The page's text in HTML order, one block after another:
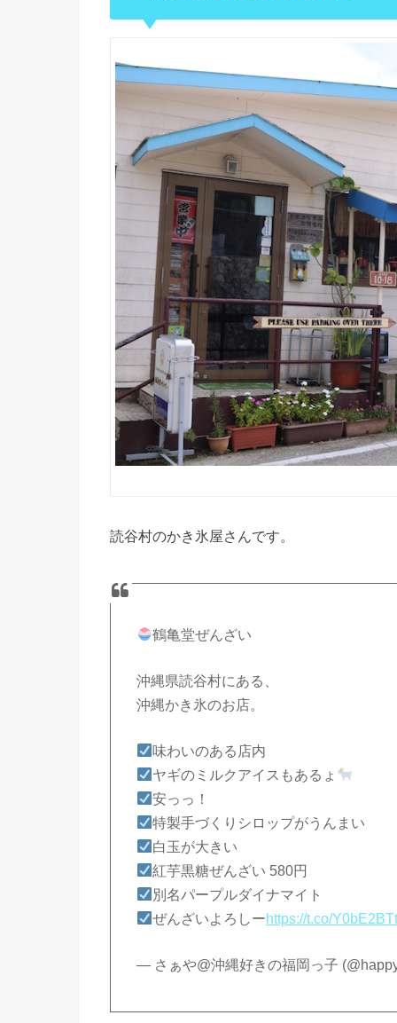
読谷村のかき氷屋さんです。
鶴亀堂ぜんざい
沖縄県読谷村にある、
沖縄かき氷のお店。
味わいのある店内
ヤギのミルクアイスもあるょ
安っっ！
特製手づくりシロップがうんまい
白玉が大きい
紅芋黒糖ぜんざい 580円
別名パープルダイナマイト
ぜんざいよろしーhttps://t.co/
— さぁや@沖縄好きの福岡っ子